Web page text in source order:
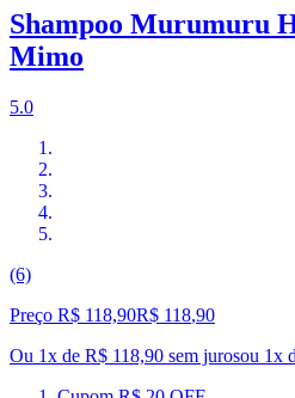
Shampoo Murumuru
Mimo
5.0
(6)
Preço R$ 118,90R$ 118,90
Ou 1x de R$ 118,90 sem jurosou 1x